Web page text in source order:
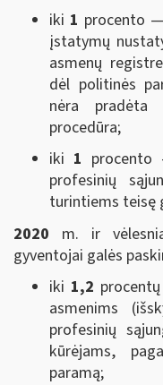
iki 1 procento
įstatymų
asmenų
dėl politinės
nėra pradėta
procedūra;
iki 1 procento
profesinių
turintiems teisę
2020 m. ir
gyventojai galės
iki 1,2
asmenims
profesinių
kūrėjams,
paramą;